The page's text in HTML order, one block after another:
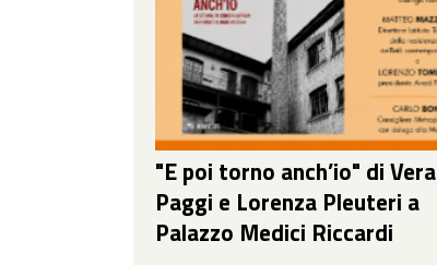
"E poi torno anch’io" di Vera
Paggi e Lorenza Pleuteri a
Palazzo Medici Riccardi